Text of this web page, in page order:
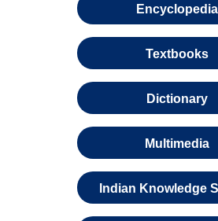
Encyclopedia
Textbooks
Dictionary
Multimedia
Indian Knowledge